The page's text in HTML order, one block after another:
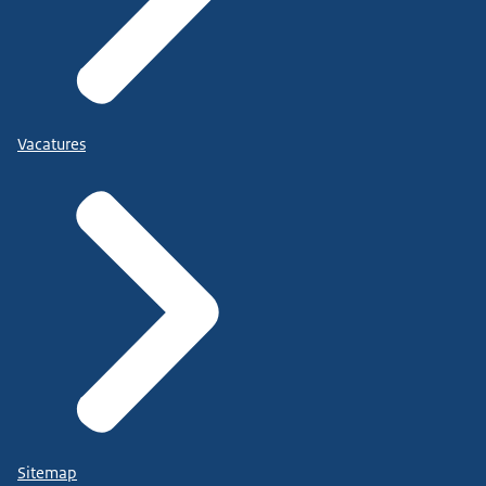
Vacatures
Sitemap